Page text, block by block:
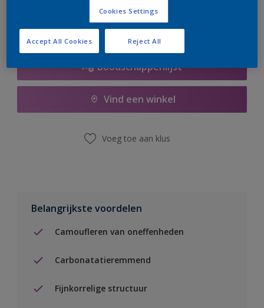
Boodschappenlijst
Vind een winkel
Voeg toe aan klus
Belangrijkste voordelen
Camoufleren van oneffenheden
Carbonatatieremmend
Fijnkorrelige structuur
Cookies Settings
Reject All
Accept All Cookies